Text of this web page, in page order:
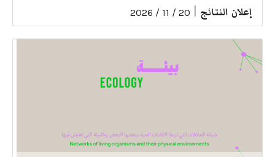
إعلان النتائج 20 / 11 / 2026